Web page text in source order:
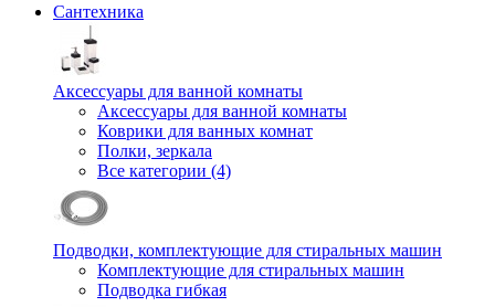
Сантехника
Аксессуары для ванной комнаты
Аксессуары для ванной комнаты
Коврики для ванных комнат
Полки, зеркала
Все категории (4)
Подводки, комплектующие для стиральных машин
Комплектующие для стиральных машин
Подводка гибкая